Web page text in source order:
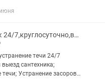
- Сборка и
Сантехник 24/7,круглосуточно,выезд бесплатный.
течи 24/7
сантехника;
тeчи; Устранение засоров;